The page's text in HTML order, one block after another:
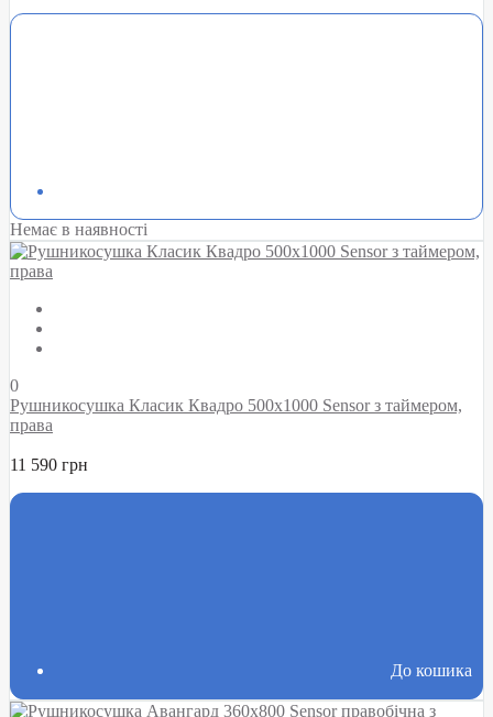
Немає в наявності
0
Рушникосушка Класик Квадро 500х1000 Sensor з таймером,
права
11 590 грн
До кошика